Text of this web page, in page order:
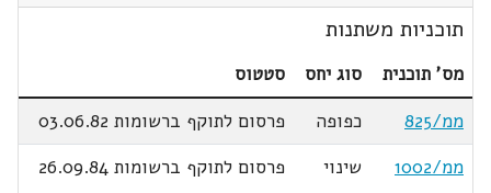
תוכניות משתנות
מס' תוכנית סוג יחס
סטטוס
ממ/825
כפופה
פרסום לתוקף ברשומות 03.06.82
ממ/1002
שינוי פרסום לתוקף ברשומות 26.09.84